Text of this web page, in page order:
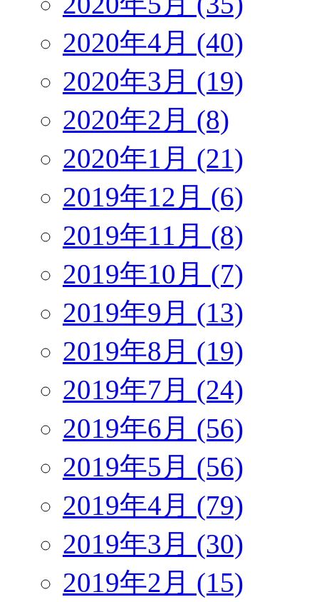
2020年4月 (40)
2020年3月 (19)
2020年2月 (8)
2020年1月 (21)
2019年12月 (6)
2019年11月 (8)
2019年10月 (7)
2019年9月 (13)
2019年8月 (19)
2019年7月 (24)
2019年6月 (56)
2019年5月 (56)
2019年4月 (79)
2019年3月 (30)
2019年2月 (15)